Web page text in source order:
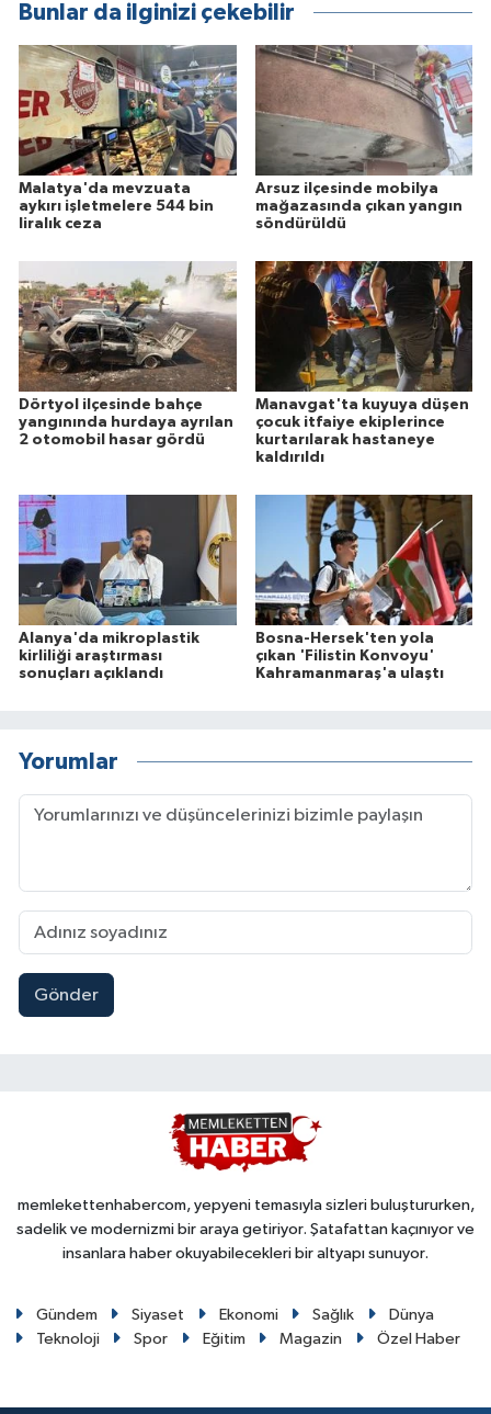
Bunlar da ilginizi çekebilir
Malatya'da mevzuata
aykırı işletmelere 544 bin
liralık ceza
Arsuz ilçesinde mobilya
mağazasında çıkan yangın
söndürüldü
Dörtyol ilçesinde bahçe
yangınında hurdaya ayrılan
2 otomobil hasar gördü
Manavgat'ta kuyuya düşen
çocuk itfaiye ekiplerince
kurtarılarak hastaneye
kaldırıldı
Alanya'da mikroplastik
kirliliği araştırması
sonuçları açıklandı
Bosna-Hersek'ten yola
çıkan 'Filistin Konvoyu'
Kahramanmaraş'a ulaştı
Yorumlar
Gönder
memlekettenhabercom, yepyeni temasıyla sizleri buluştururken,
sadelik ve modernizmi bir araya getiriyor. Şatafattan kaçınıyor ve
insanlara haber okuyabilecekleri bir altyapı sunuyor.
Gündem Siyaset Ekonomi Sağlık
Dünya
Teknoloji
Spor Eğitim Magazin Özel Haber